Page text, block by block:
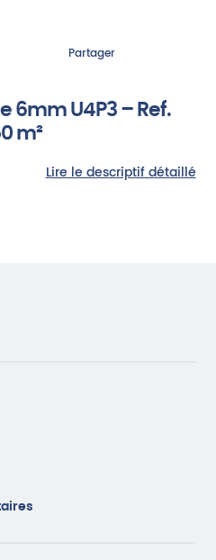
Partager
6mm U4P3 – Ref.
m²
Lire le descriptif détaillé